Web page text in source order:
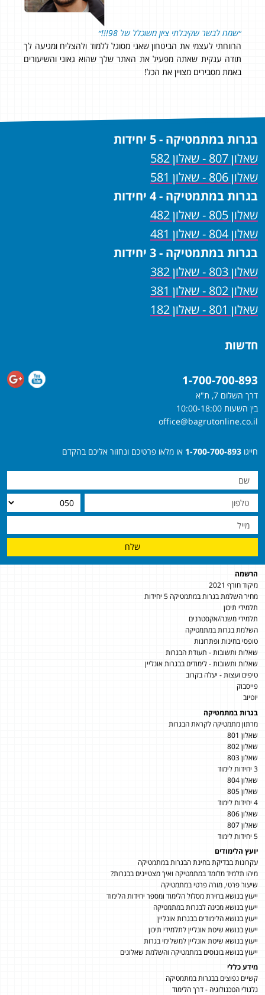
״שמח לבשר שקיבלתי ציון משוכלל של 98!!!״
הרווחתי לעצמי את הביטחון שאני מסוגל ללמוד ולהצליח ומגיעה לך
תודה ענקית שאתה מפעיל את האתר שלך שהוא גאוני והשיעורים
באמת מסבירים מצויין את הכל!
בגרות במתמטיקה - 5 יחידות
שאלון 807 - שאלון 582
שאלון 806 - שאלון 581
בגרות במתמטיקה - 4 יחידות
שאלון 805 - שאלון 482
שאלון 804 - שאלון 481
בגרות במתמטיקה - 3 יחידות
שאלון 803 - שאלון 382
שאלון 802 - שאלון 381
שאלון 801 - שאלון 182
חדשות
1-700-700-893
דרך השלום 7, ת"א
בין השעות 10:00-18:00
office@bagrutonline.co.il
חייגו 1-700-700-893 או מלאו פרטיכם ונחזור אליכם בהקדם
שלח
הרשמה
מיקוד חורף 2021
מחיר השלמת בגרות במתמטיקה 5 יחידות
תלמידי תיכון
תלמידי משנה/אקסטרנים
השלמת בגרות במתמטיקה
טופסי בחינות ופתרונות
שאלות ותשובות - תעודת הבגרות
שאלות ותשובות - לימודים בבגרות אונליין
טיפים ועצות - יעלה בקרוב
פייסבוק
יוטיוב
בגרות במתמטיקה
מרתון מתמטיקה לקראת הבגרות
שאלון 801
שאלון 802
שאלון 803
3 יחידות לימוד
שאלון 804
שאלון 805
4 יחידות לימוד
שאלון 806
שאלון 807
5 יחידות לימוד
יועץ הלימודים
עקרונות בבדיקת בחינת הבגרות במתמטיקה
מיהו תלמיד מלומד במתמטיקה ואיך מצטיינים בבגרות?
שיעור פרטי, מורה פרטי במתמטיקה
ייעוץ בנושא בחירת מסלול הלימוד ומספר יחידות הלימוד
ייעוץ בנושא מכינה לבגרות במתמטיקה
ייעוץ בנושא הלימודים בבגרות אונליין
ייעוץ בנושא שיטת אונליין לתלמידי תיכון
ייעוץ בנושא שיטת אונליין למשלימי בגרות
ייעוץ בנושא בונוסים במתמטיקה והשלמת שאלונים
מידע כללי
קשיים נפוצים בבגרות במתמטיקה
גלגולי הטכנולוגיה - דרך הלימוד